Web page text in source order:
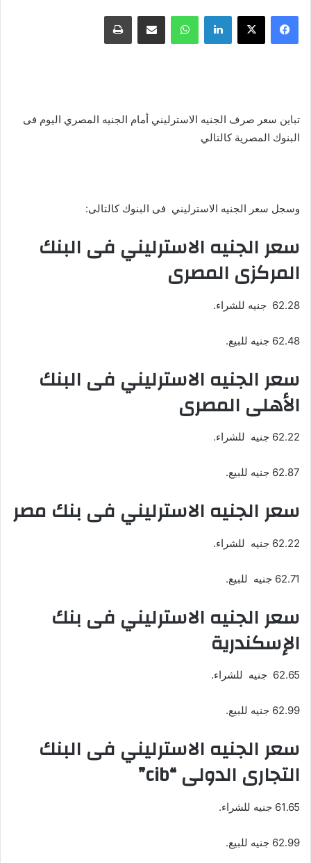
فيسبوك X لينكدإن واتساب مشاركة عبر البريد طباعة
تباين سعر صرف الجنيه الاسترليني أمام الجنيه المصري اليوم فى
البنوك المصرية كالتالي
وسجل سعر الجنيه الاسترليني فى البنوك كالتالى:
سعر الجنيه الاسترليني فى البنك
المركزى المصرى
62.28 جنيه للشراء.
62.48 جنيه للبيع.
سعر الجنيه الاسترليني فى البنك
الأهلى المصرى
62.22 جنيه للشراء.
62.87 جنيه للبيع.
سعر الجنيه الاسترليني فى بنك مصر
62.22 جنيه للشراء.
62.71 جنيه للبيع.
سعر الجنيه الاسترليني فى بنك
الإسكندرية
62.65 جنيه للشراء.
62.99 جنيه للبيع.
سعر الجنيه الاسترليني فى البنك
التجارى الدولى “cib”
61.65 جنيه للشراء.
62.99 جنيه للبيع.